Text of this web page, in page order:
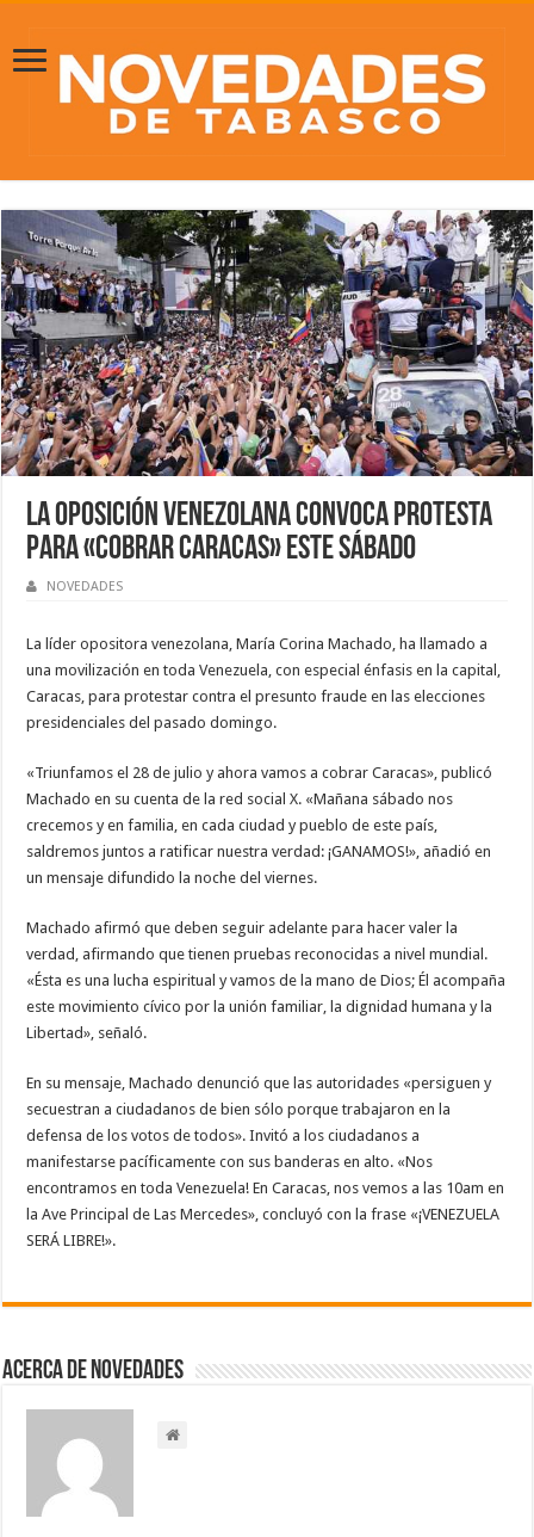
La oposición venezolana convoca protesta
para «cobrar Caracas» este sábado
NOVEDADES
La líder opositora venezolana, María Corina Machado, ha llamado a
una movilización en toda Venezuela, con especial énfasis en la capital,
Caracas, para protestar contra el presunto fraude en las elecciones
presidenciales del pasado domingo.
«Triunfamos el 28 de julio y ahora vamos a cobrar Caracas», publicó
Machado en su cuenta de la red social X. «Mañana sábado nos
crecemos y en familia, en cada ciudad y pueblo de este país,
saldremos juntos a ratificar nuestra verdad: ¡GANAMOS!», añadió en
un mensaje difundido la noche del viernes.
Machado afirmó que deben seguir adelante para hacer valer la
verdad, afirmando que tienen pruebas reconocidas a nivel mundial.
«Ésta es una lucha espiritual y vamos de la mano de Dios; Él acompaña
este movimiento cívico por la unión familiar, la dignidad humana y la
Libertad», señaló.
En su mensaje, Machado denunció que las autoridades «persiguen y
secuestran a ciudadanos de bien sólo porque trabajaron en la
defensa de los votos de todos». Invitó a los ciudadanos a
manifestarse pacíficamente con sus banderas en alto. «Nos
encontramos en toda Venezuela! En Caracas, nos vemos a las 10am en
la Ave Principal de Las Mercedes», concluyó con la frase «¡VENEZUELA
SERÁ LIBRE!».
Acerca de NOVEDADES